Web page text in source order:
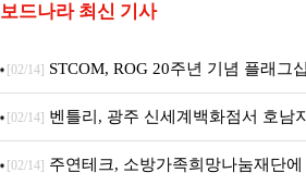
보드나라 최신 기사
[02/14] STCOM, ROG 20주년 기념 플래그
Crosshair X870E EDITION 20 국내 출시
[02/14] 벤틀리, 광주 신세계백화점서 호남
픈
[02/14] 주연테크, 소방가족희망나눔재단